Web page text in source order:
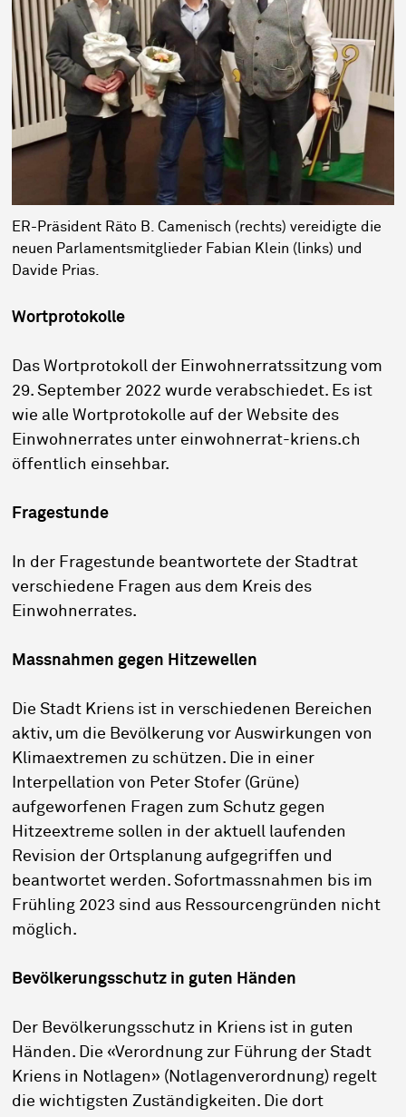
ER-Präsident Räto B. Camenisch (rechts) vereidigte die
neuen Parlamentsmitglieder Fabian Klein (links) und
Davide Prias.
Wortprotokolle
Das Wortprotokoll der Einwohnerratssitzung vom
29. September 2022 wurde verabschiedet. Es ist
wie alle Wortprotokolle auf der Website des
Einwohnerrates unter einwohnerrat-kriens.ch
öffentlich einsehbar.
Fragestunde
In der Fragestunde beantwortete der Stadtrat
verschiedene Fragen aus dem Kreis des
Einwohnerrates.
Massnahmen gegen Hitzewellen
Die Stadt Kriens ist in verschiedenen Bereichen
aktiv, um die Bevölkerung vor Auswirkungen von
Klimaextremen zu schützen. Die in einer
Interpellation von Peter Stofer (Grüne)
aufgeworfenen Fragen zum Schutz gegen
Hitzeextreme sollen in der aktuell laufenden
Revision der Ortsplanung aufgegriffen und
beantwortet werden. Sofortmassnahmen bis im
Frühling 2023 sind aus Ressourcengründen nicht
möglich.
Bevölkerungsschutz in guten Händen
Der Bevölkerungsschutz in Kriens ist in guten
Händen. Die «Verordnung zur Führung der Stadt
Kriens in Notlagen» (Notlagenverordnung) regelt
die wichtigsten Zuständigkeiten. Die dort